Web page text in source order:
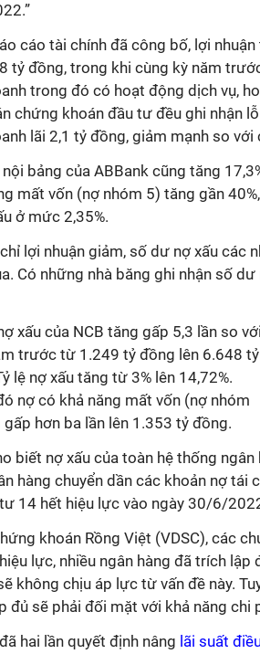
cáo tài chính đã công bố, lợi
tỷ đồng, trong khi cùng kỳ năm
trong đó có hoạt động dịch vụ,
chứng khoán đầu tư đều ghi nhận
lãi 2,1 tỷ đồng, giảm mạnh so
nội bảng của ABBank cũng tăng
mất vốn (nợ nhóm 5) tăng gần
ở mức 2,35%.
lợi nhuận giảm, số dư nợ xấu các
Có những nhà băng ghi nhận số
xấu của NCB tăng gấp 5,3 lần so với
trước từ 1.249 tỷ đồng lên 6.648 tỷ
lệ nợ xấu tăng từ 3% lên 14,72%.
nợ có khả năng mất vốn (nợ nhóm
gấp hơn ba lần lên 1.353 tỷ đồng.
biết nợ xấu của toàn hệ thống
hàng chuyển dần các khoản nợ tái
14 hết hiệu lực vào ngày 30/6/
khoán Rồng Việt (VDSC), các
lực, nhiều ngân hàng đã trích
không chịu áp lực từ vấn đề này.
đủ sẽ phải đối mặt với khả năng chi
hai lần quyết định nâng lãi suất